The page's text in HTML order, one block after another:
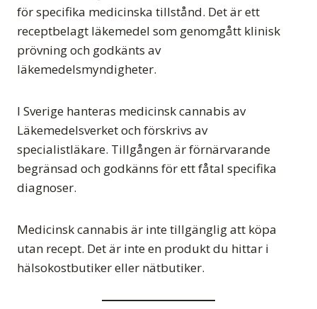
för specifika medicinska tillstånd. Det är ett
receptbelagt läkemedel som genomgått klinisk
prövning och godkänts av
läkemedelsmyndigheter.
I Sverige hanteras medicinsk cannabis av
Läkemedelsverket och förskrivs av
specialistläkare. Tillgången är förnärvarande
begränsad och godkänns för ett fåtal specifika
diagnoser.
Medicinsk cannabis är inte tillgänglig att köpa
utan recept. Det är inte en produkt du hittar i
hälsokostbutiker eller nätbutiker.